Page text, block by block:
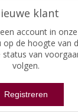
klant
account in
op de hoogte van
van
volgen.